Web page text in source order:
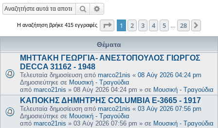
Αναζήτηση
Η αναζήτηση βρήκε 415 εγγραφές Σελίδα από28
1 2 3 4 5 28
Θέματα
ΜΗΤΤΑΚΗ ΓΕΩΡΓΙΑ- ΑΝΕΣΤΟΠΟΥΛΟΣ ΓΙΩΡΓΟΣ
DECCA 31162 - 1948
Τελευταία δημοσίευση από marco21nis « 08 Αύγ 2026 04:24 pm
Δημοσιεύτηκε σε Μουσική - Τραγούδια
από marco21nis » 08 Αύγ 2026 04:24 pm » σε Μουσική - Τραγούδια
ΚΑΠΟΚΗΣ ΔΗΜΗΤΡΗΣ COLUMBIA E-3665 - 1917
Τελευταία δημοσίευση από marco21nis « 03 Αύγ 2026 07:56 pm
Δημοσιεύτηκε σε Μουσική - Τραγούδια
από marco21nis » 03 Αύγ 2026 07:56 pm » σε Μουσική - Τραγούδια